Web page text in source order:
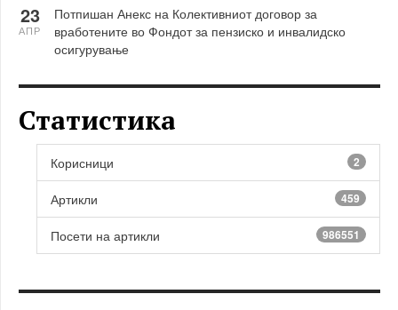
Потпишан Анекс на Колективниот договор за
вработените во Фондот за пензиско и инвалидско
осигурување
23
АПР
Статистика
Корисници 2
Артикли 459
Посети на артикли 986551